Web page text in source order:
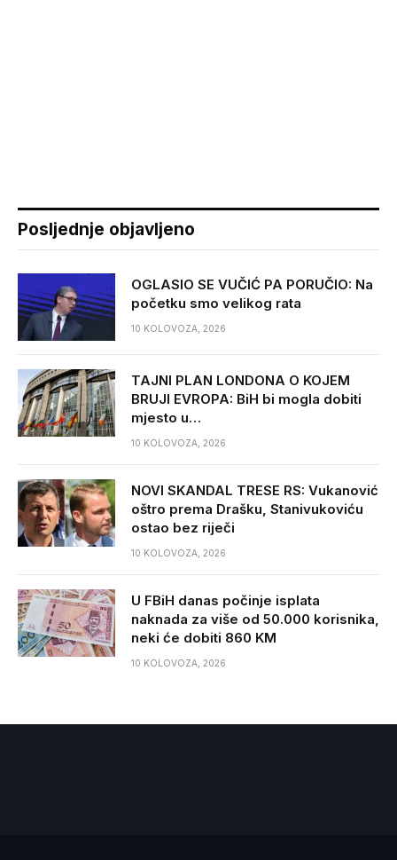
Posljednje objavljeno
OGLASIO SE VUČIĆ PA PORUČIO: Na
početku smo velikog rata
10 KOLOVOZA, 2026
TAJNI PLAN LONDONA O KOJEM
BRUJI EVROPA: BiH bi mogla dobiti
mjesto u…
10 KOLOVOZA, 2026
NOVI SKANDAL TRESE RS: Vukanović
oštro prema Drašku, Stanivukoviću
ostao bez riječi
10 KOLOVOZA, 2026
U FBiH danas počinje isplata
naknada za više od 50.000 korisnika,
neki će dobiti 860 KM
10 KOLOVOZA, 2026